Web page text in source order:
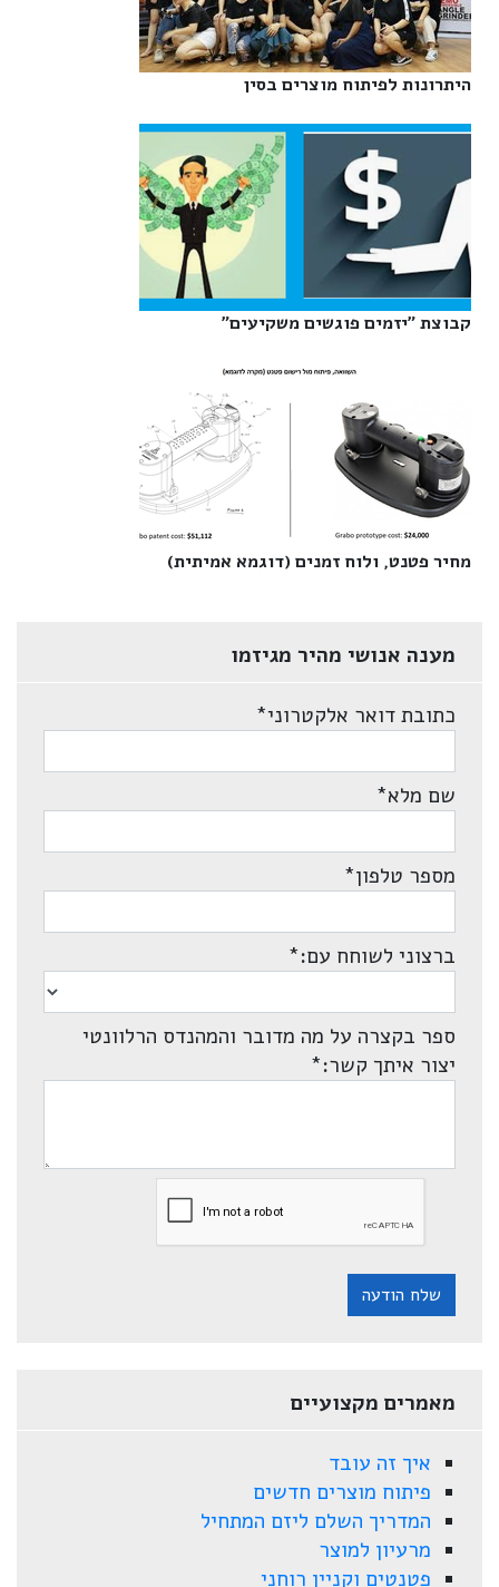
היתרונות לפיתוח מוצרים בסין‎
קבוצת "יזמים פוגשים משקיעים"‎
מחיר פטנט, ולוח זמנים (דוגמא אמיתית)‎
מענה אנושי מהיר מגיזמו
כתובת דואר אלקטרוני*
שם מלא*
מספר טלפון*
ברצוני לשוחח עם:*
ספר בקצרה על מה מדובר והמהנדס הרלוונטי
יצור איתך קשר:*
שלח הודעה
מאמרים מקצועיים
איך זה עובד
פיתוח מוצרים חדשים
המדריך השלם ליזם המתחיל
מרעיון למוצר
פטנטים וקניין רוחני